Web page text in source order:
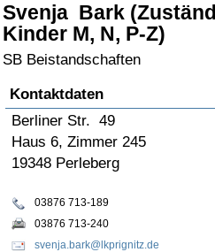
Svenja Bark
Kinder M, N, P-Z)
SB Beistandschaften
Kontaktdaten
Berliner Str. 49
Haus 6, Zimmer 245
19348 Perleberg
03876 713-189
03876 713-240
svenja.bark@lkprignitz.de